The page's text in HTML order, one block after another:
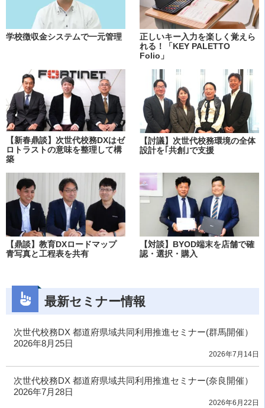
学校徴収金システムで一元管理
正しいキー入力を楽しく覚えら
れる！「KEY PALETTO
Folio」
【新春鼎談】次世代校務DXはゼ
ロトラストの意味を整理して構
築
【討議】次世代校務環境の全体
設計を｢共創｣で支援
【鼎談】教育DXロードマップ
青写真と工程表を共有
【対談】BYOD端末を店舗で確
認・選択・購入
最新セミナー情報
次世代校務DX 都道府県域共同利用推進セミナー(群馬開催）
2026年8月25日
2026年7月14日
次世代校務DX 都道府県域共同利用推進セミナー(奈良開催）
2026年7月28日
2026年6月22日